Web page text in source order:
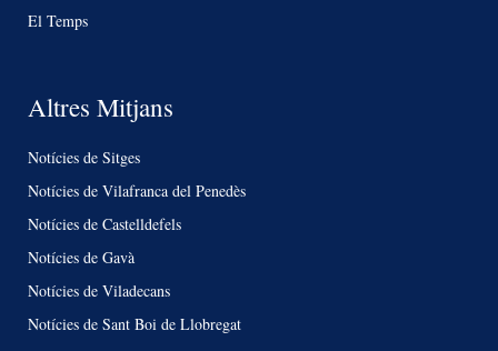
El Temps
Altres Mitjans
Notícies de Sitges
Notícies de Vilafranca del Penedès
Notícies de Castelldefels
Notícies de Gavà
Notícies de Viladecans
Notícies de Sant Boi de Llobregat